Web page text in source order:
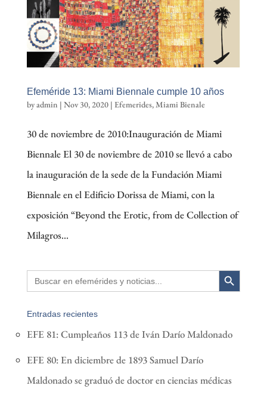
Efeméride 13: Miami Biennale cumple 10 años
byadmin | Nov 30, 2020| Efemerides,Miami Bienale
30 de noviembre de 2010:Inauguración de Miami
Biennale El 30 de noviembre de 2010 se llevó a cabo
la inauguración de la sede de la Fundación Miami
Biennale en el Edificio Dorissa de Miami, con la
exposición “Beyond the Erotic, from de Collection of
Milagros...
Search
for:
Search Button
Entradas recientes
EFE 81: Cumpleaños 113 de Iván Darío Maldonado
EFE 80: En diciembre de 1893 Samuel Darío
Maldonado se graduó de doctor en ciencias médicas